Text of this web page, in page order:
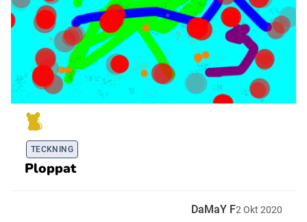
Resanderomani (Romska)
Kelderash (Romska)
TECKNING
Ploppat
DaMaY F2 Okt 2020